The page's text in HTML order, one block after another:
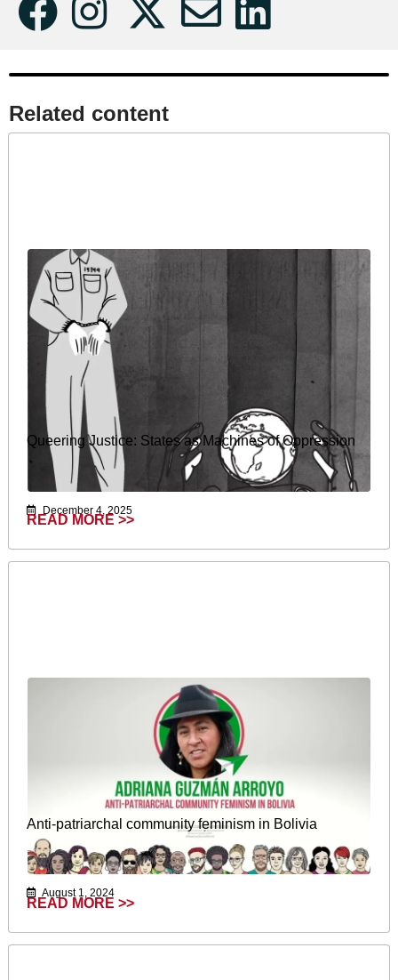
Related content​
Queering Justice: States as Machines of Oppression
December 4, 2025
READ MORE >>
Anti-patriarchal community feminism in Bolivia
August 1, 2024
READ MORE >>